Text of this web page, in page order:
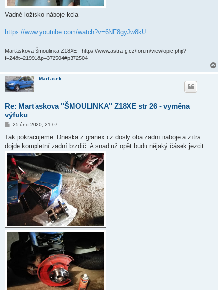
Vadné ložisko náboje kola
https://www.youtube.com/watch?v=6NF8gyJw8kU
Marťaskova Šmoulinka Z18XE - https://www.astra-g.cz/forum/viewtopic.php?
f=24&t=21991&p=372504#p372504
Marťasek
Re: Marťaskova "ŠMOULINKA" Z18XE str 26 - vyměna
výfuku
P
í
p
ě
v
e
k
25 úno 2020, 21:07
Tak pokračujeme. Dneska z granex.cz došly oba zadní náboje a zítra
dojde kompletní zadní brzdič. A snad už opět budu nějaký čásek jezdit...